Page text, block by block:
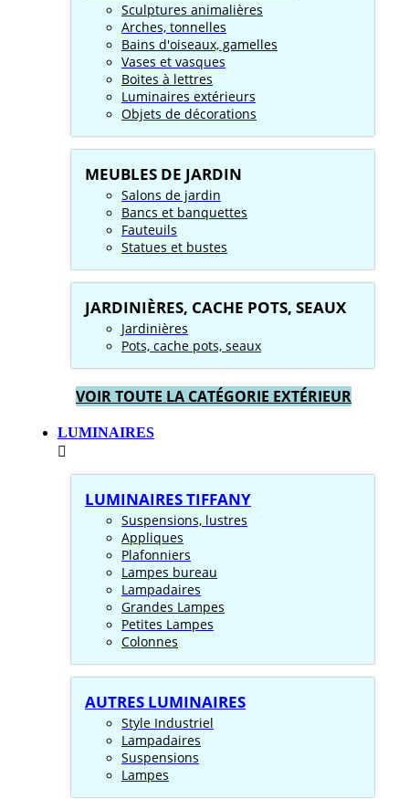
Sculptures animalières
Arches, tonnelles
Bains d'oiseaux, gamelles
Vases et vasques
Boites à lettres
Luminaires extérieurs
Objets de décorations
MEUBLES DE JARDIN
Salons de jardin
Bancs et banquettes
Fauteuils
Statues et bustes
JARDINIÈRES, CACHE POTS, SEAUX
Jardinières
Pots, cache pots, seaux
VOIR TOUTE LA CATÉGORIE EXTÉRIEUR
LUMINAIRES
LUMINAIRES TIFFANY
Suspensions, lustres
Appliques
Plafonniers
Lampes bureau
Lampadaires
Grandes Lampes
Petites Lampes
Colonnes
AUTRES LUMINAIRES
Style Industriel
Lampadaires
Suspensions
Lampes